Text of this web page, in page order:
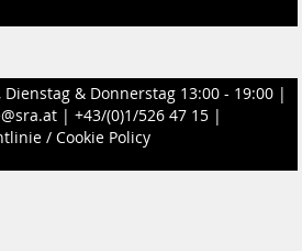
& Donnerstag 13:00 - 19:00 |
| +43/(0)1/526 47 15 |
/ Cookie Policy